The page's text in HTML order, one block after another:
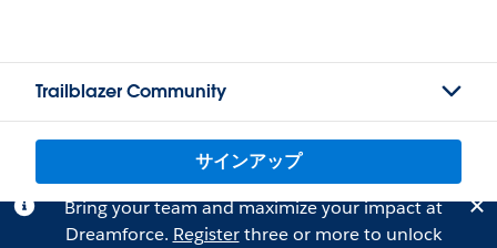
Trailblazer Community
サインアップ
Bring your team and maximize your impact at
Dreamforce. Registerthree or more to unlock